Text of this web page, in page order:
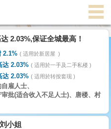
2.03%,保证全城最高！
2.1% 适用於新居屋
达 2.03% 适用於一手及二手私楼
达 2.03% 适用於转按套现
雇人士、
批(适合收入不足人士)、唐楼、村
刘小姐